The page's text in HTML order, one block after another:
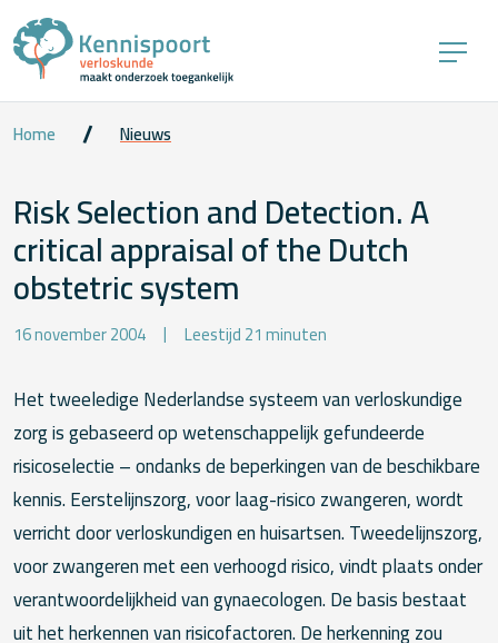
Home Nieuws
Risk Selection and Detection. A
critical appraisal of the Dutch
obstetric system
16 november 2004 Leestijd 21 minuten
Het tweeledige Nederlandse systeem van verloskundige
zorg is gebaseerd op wetenschappelijk gefundeerde
risicoselectie – ondanks de beperkingen van de beschikbare
kennis. Eerstelijnszorg, voor laag-risico zwangeren, wordt
verricht door verloskundigen en huisartsen. Tweedelijnszorg,
voor zwangeren met een verhoogd risico, vindt plaats onder
verantwoordelijkheid van gynaecologen. De basis bestaat
uit het herkennen van risicofactoren. De herkenning zou